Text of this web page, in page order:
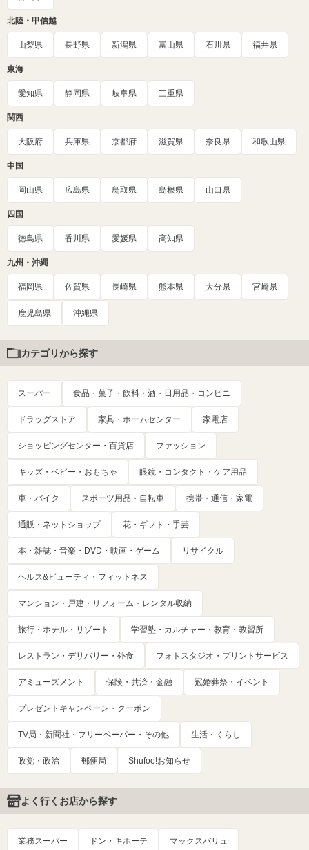
北陸・甲信越
山梨県 長野県 新潟県 富山県 石川県 福井県
東海
愛知県 静岡県 岐阜県 三重県
関西
大阪府 兵庫県 京都府 滋賀県 奈良県 和歌山県
中国
岡山県 広島県 鳥取県 島根県 山口県
四国
徳島県 香川県 愛媛県 高知県
九州・沖縄
福岡県 佐賀県 長崎県 熊本県 大分県 宮崎県
鹿児島県 沖縄県
カテゴリから探す
スーパー 食品・菓子・飲料・酒・日用品・コンビニ
ドラッグストア 家具・ホームセンター 家電店
ショッピングセンター・百貨店 ファッション
キッズ・ベビー・おもちゃ 眼鏡・コンタクト・ケア用品
車・バイク スポーツ用品・自転車 携帯・通信・家電
通販・ネットショップ 花・ギフト・手芸
本・雑誌・音楽・DVD・映画・ゲーム リサイクル
ヘルス&ビューティ・フィットネス
マンション・戸建・リフォーム・レンタル収納
旅行・ホテル・リゾート 学習塾・カルチャー・教育・教習所
レストラン・デリバリー・外食 フォトスタジオ・プリントサービス
アミューズメント 保険・共済・金融 冠婚葬祭・イベント
プレゼントキャンペーン・クーポン
TV局・新聞社・フリーペーパー・その他 生活・くらし
政党・政治 郵便局 Shufoo!お知らせ
よく行くお店から探す
業務スーパー ドン・キホーテ マックスバリュ